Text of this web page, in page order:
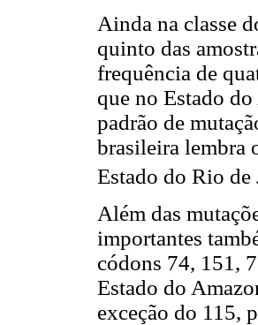
Ainda na classe
quinto das
frequência de
que no Estado
padrão de
brasileira lembra
Estado do Rio de
Além das
importantes
códons 74, 151,
Estado do
exceção do 115,